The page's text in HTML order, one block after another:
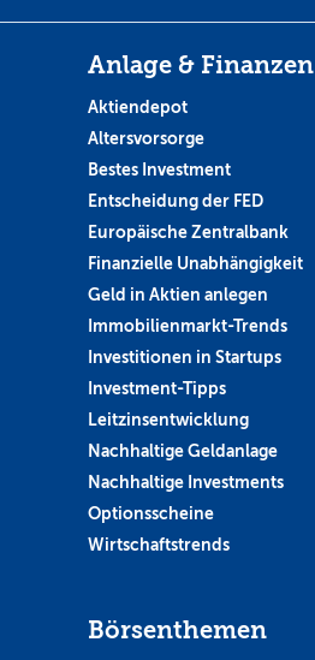
Anlage & Finanzen
Aktiendepot
Altersvorsorge
Bestes Investment
Entscheidung der FED
Europäische Zentralbank
Finanzielle Unabhängigkeit
Geld in Aktien anlegen
Immobilienmarkt-Trends
Investitionen in Startups
Investment-Tipps
Leitzinsentwicklung
Nachhaltige Geldanlage
Nachhaltige Investments
Optionsscheine
Wirtschaftstrends
Börsenthemen